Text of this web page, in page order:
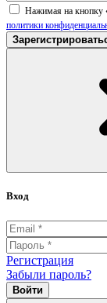
Нажимая на кнопку
политики
Вход
Регистрация
Забыли пароль?
Войти